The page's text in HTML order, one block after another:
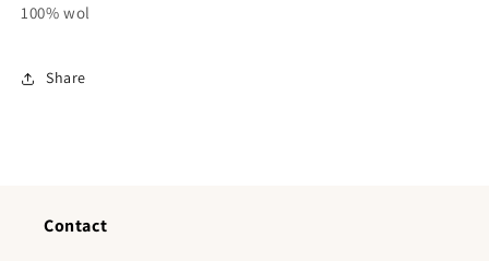
100% wol
Share
Contact